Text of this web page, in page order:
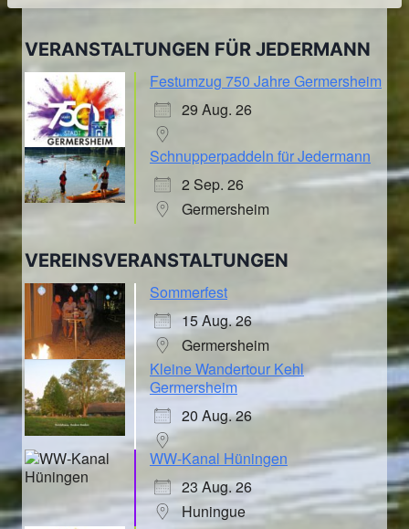
VERANSTALTUNGEN FÜR JEDERMANN
Festumzug 750 Jahre Germersheim
29 Aug. 26
Schnupperpaddeln für Jedermann
2 Sep. 26
Germersheim
VEREINSVERANSTALTUNGEN
Sommerfest
15 Aug. 26
Germersheim
Kleine Wandertour Kehl
Germersheim
20 Aug. 26
WW-Kanal Hüningen
23 Aug. 26
Huningue